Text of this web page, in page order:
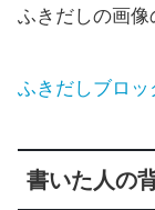
ふきだしの画像
ふきだしブロッ
書いた人の